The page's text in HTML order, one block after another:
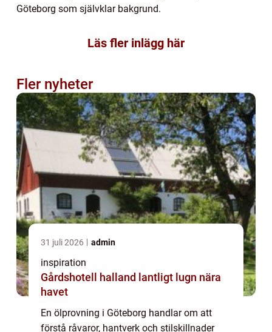
Göteborg som självklar bakgrund.
Läs fler inlägg här
Fler nyheter
31 juli 2026 admin
inspiration
Gårdshotell halland lantligt lugn nära
havet
En ölprovning i Göteborg handlar om att
förstå råvaror, hantverk och stilskillnader